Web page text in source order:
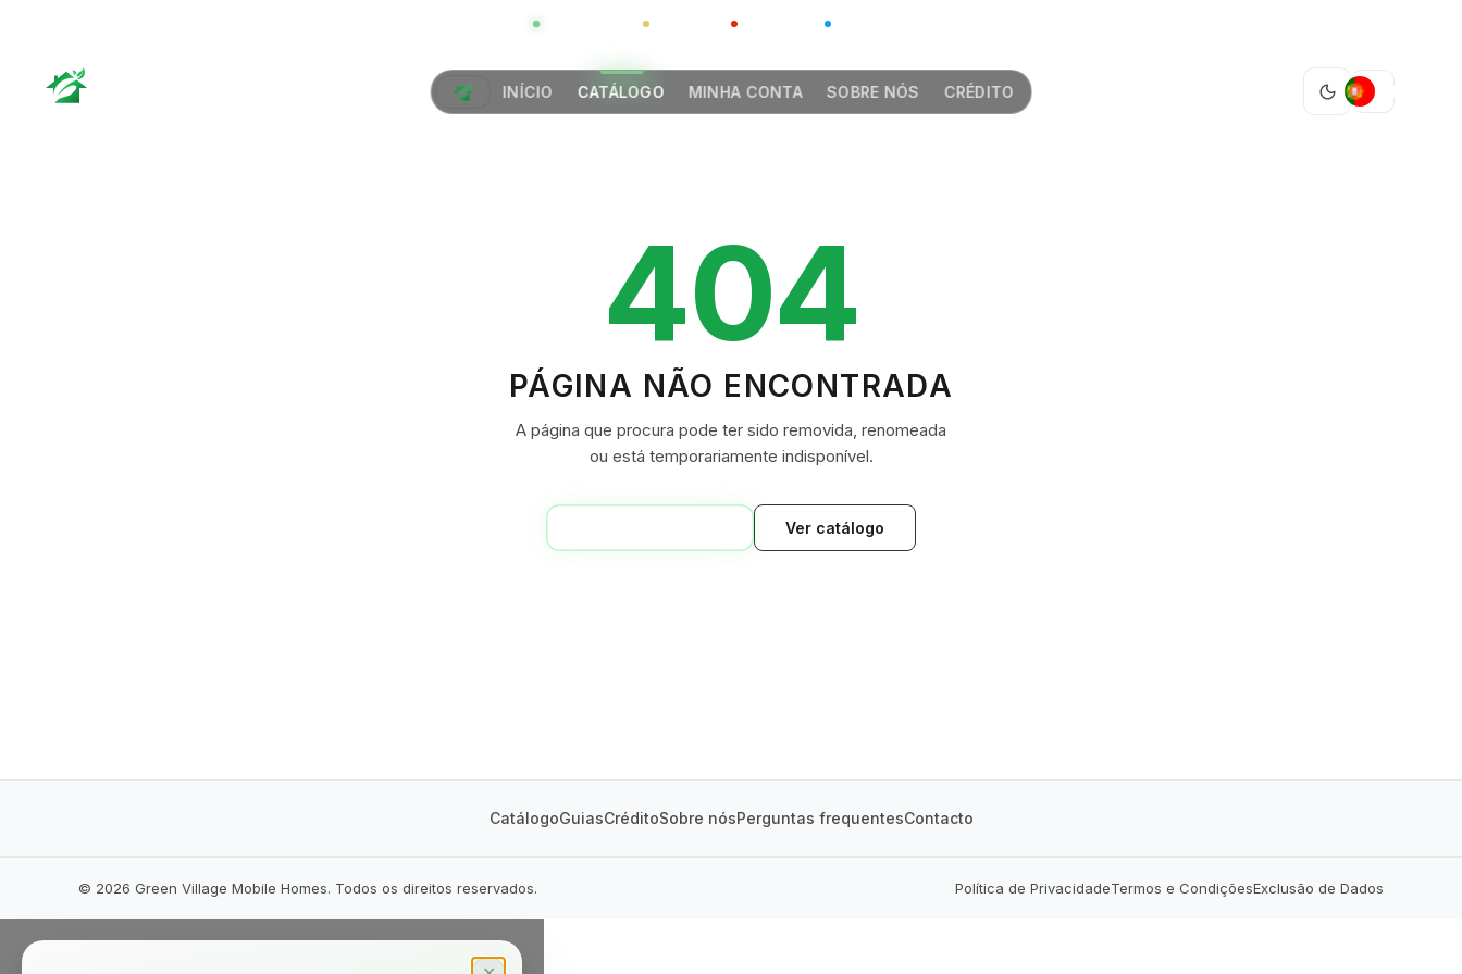
GLOBAL CHINA
INÍCIO CATÁLOGO MINHA CONTA SOBRE NÓS CRÉDITO
GREEN VILLAGE
404
PÁGINA NÃO ENCONTRADA
A página que procura pode ter sido removida, renomeada
ou está temporariamente indisponível.
Ver catálogo
CatálogoGuiasCréditoSobre nósPerguntas frequentesContacto
© 2026 Green Village Mobile Homes. Todos os direitos reservados. Política de PrivacidadeTermos e CondiçõesExclusão de Dados